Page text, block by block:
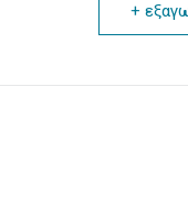
+